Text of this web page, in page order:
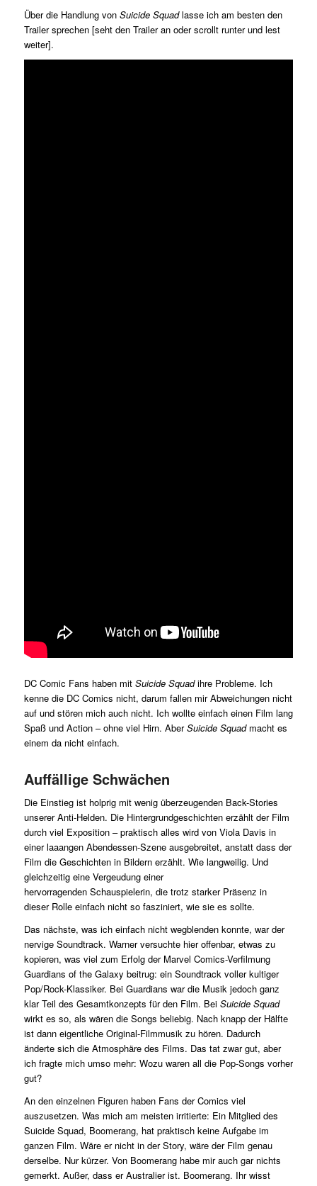
Über die Handlung von Suicide Squadlasse ich am besten den
Trailer sprechen [seht den Trailer an oder scrollt runter und lest
weiter].
DC Comic Fans haben mit Suicide Squadihre Probleme. Ich
kenne die DC Comics nicht, darum fallen mir Abweichungen nicht
auf und stören mich auch nicht. Ich wollte einfach einen Film lang
Spaß und Action – ohne viel Hirn. AberSuicide Squadmacht es
einem da nicht einfach.
Auffällige Schwächen
Die Einstieg ist holprig mit wenig überzeugenden Back-Stories
unserer Anti-Helden. Die Hintergrundgeschichten erzählt der Film
durch viel Exposition – praktisch alles wird von Viola Davis in
einer laaangen Abendessen-Szene ausgebreitet, anstatt dass der
Film die Geschichten in Bildern erzählt. Wie langweilig. Und
gleichzeitig eine Vergeudung einer
hervorragenden Schauspielerin, die trotz starker Präsenz in
dieser Rolle einfach nicht so fasziniert, wie sie es sollte.
Das nächste, was ich einfach nicht wegblenden konnte, war der
nervige Soundtrack. Warner versuchte hier offenbar, etwas zu
kopieren, was viel zum Erfolg der Marvel Comics-Verfilmung
Guardians of the Galaxy beitrug: ein Soundtrack voller kultiger
Pop/Rock-Klassiker. Bei Guardians war die Musik jedoch ganz
klar Teil des Gesamtkonzepts für den Film. Bei Suicide Squad
wirkt es so, als wären die Songs beliebig. Nach knapp der Hälfte
ist dann eigentliche Original-Filmmusik zu hören. Dadurch
änderte sich die Atmosphäre des Films. Das tat zwar gut, aber
ich fragte mich umso mehr: Wozu waren all die Pop-Songs vorher
gut?
An den einzelnen Figuren haben Fans der Comics viel
auszusetzen. Was mich am meisten irritierte: Ein Mitglied des
Suicide Squad, Boomerang, hat praktisch keine Aufgabe im
ganzen Film. Wäre er nicht in der Story, wäre der Film genau
derselbe. Nur kürzer. Von Boomerang habe mir auch gar nichts
gemerkt. Außer, dass er Australier ist. Boomerang. Ihr wisst